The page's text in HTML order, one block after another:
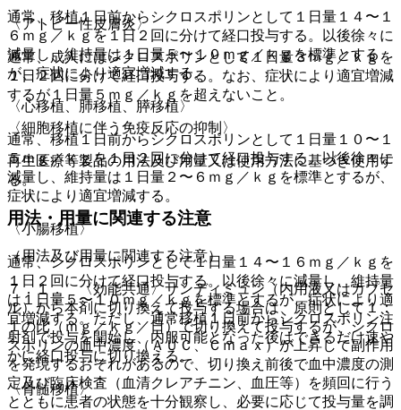
〈アトピー性皮膚炎〉
通常、成人にはシクロスポリンとして１日量３ｍｇ／ｋｇを
１日２回に分けて経口投与する。なお、症状により適宜増減
するが１日量５ｍｇ／ｋｇを超えないこと。
〈細胞移植に伴う免疫反応の抑制〉
再生医療等製品の用法及び用量又は使用方法に基づき使用す
る。
用法・用量に関連する注意
（用法及び用量に関連する注意）
７．１． 〈効能共通〉サンディミュン（内用液又はカプセ
ル）から本剤に切り換えて投与する場合は、原則として１：
１の比（ｍｇ／ｋｇ／日）で切り換えて投与するが、シクロ
スポリンの血中濃度（ＡＵＣ、Ｃｍａｘ）が上昇して副作用
を発現するおそれがあるので、切り換え前後で血中濃度の測
定及び臨床検査（血清クレアチニン、血圧等）を頻回に行う
とともに患者の状態を十分観察し、必要に応じて投与量を調
通常、移植１日前からシクロスポリンとして１日量１４〜１
６ｍｇ／ｋｇを１日２回に分けて経口投与する。以後徐々に
減量し、維持量は１日量５〜１０ｍｇ／ｋｇを標準とする
が、症状により適宜増減する。
〈心移植、肺移植、膵移植〉
通常、移植１日前からシクロスポリンとして１日量１０〜１
５ｍｇ／ｋｇを１日２回に分けて経口投与する。以後徐々に
減量し、維持量は１日量２〜６ｍｇ／ｋｇを標準とするが、
症状により適宜増減する。
〈小腸移植〉
通常、シクロスポリンとして１日量１４〜１６ｍｇ／ｋｇを
１日２回に分けて経口投与する。以後徐々に減量し、維持量
は１日量５〜１０ｍｇ／ｋｇを標準とするが、症状により適
宜増減する。ただし、通常移植１日前からシクロスポリン注
射剤で投与を開始し、内服可能となった後はできるだけ速や
かに経口投与に切り換える。
〈骨髄移植〉